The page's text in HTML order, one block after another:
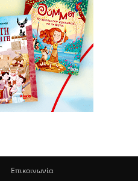
Επικοινωνία